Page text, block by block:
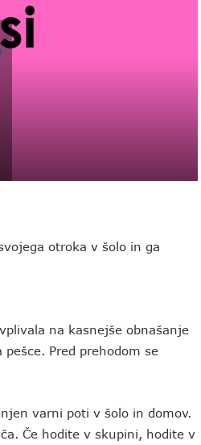
otroka v šolo in ga
na kasnejše obnašanje
Pred prehodom se
varni poti v šolo in domov.
Če hodite v skupini, hodite v